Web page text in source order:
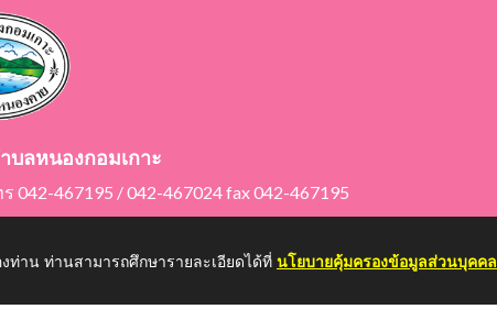
บลหนองกอมเกาะ
467195 / 042-467024 fax 042-467195
าน ท่านสามารถศึกษารายละเอียดได้ที่ นโยบายคุ้มครองข้อมูลส่วนบุคคล